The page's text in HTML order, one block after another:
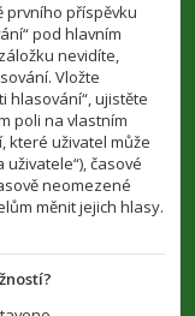
prvního příspěvku
pod hlavním
nevidíte,
Vložte
hlasování“, ujistěte
poli na vlastním
které uživatel může
časové
neomezené
měnit jejich hlasy.